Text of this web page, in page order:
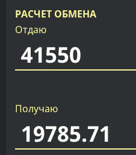
РАСЧЕТ ОБМЕНА
Отдаю
Получаю